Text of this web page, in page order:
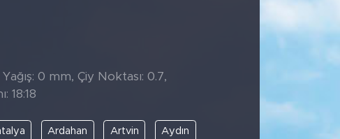
0 mm, Çiy Noktası: 0.7,
18:18
Ardahan Artvin Aydın